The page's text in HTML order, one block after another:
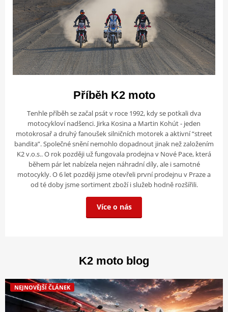
Příběh K2 moto
Tenhle příběh se začal psát v roce 1992, kdy se potkali dva
motocykloví nadšenci. Jirka Kosina a Martin Kohút - jeden
motokrosař a druhý fanoušek silničních motorek a aktivní “street
bandita”. Společné snění nemohlo dopadnout jinak než založením
K2 v.o.s.. O rok později už fungovala prodejna v Nové Pace, která
během pár let nabízela nejen náhradní díly, ale i samotné
motocykly. O 6 let později jsme otevřeli první prodejnu v Praze a
od té doby jsme sortiment zboží i služeb hodně rozšířili.
Více o nás
K2 moto blog
NEJNOVĚJŠÍ ČLÁNEK